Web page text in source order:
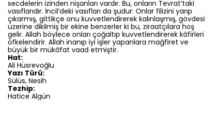
secdelerin izinden nişanları vardır. Bu, onların Tevrat’taki
vasıflarıdır. İncil’deki vasıfları da şudur: Onlar filizini yarıp
çıkarmış, gittikçe onu kuvvetlendirerek kalınlaşmış, gövdesi
üzerine dikilmiş bir ekine benzerler ki bu, ziraatçılara hoş
gelir. Allah böylece onları çoğaltıp kuvvetlendirerek kâfirleri
öfkelendirir. Allah inanıp iyi işler yapanlara mağfiret ve
büyük bir mükâfat vaad etmiştir.
Hat:
Ali Hüsrevoğlu
Yazı Türü:
Sülüs, Nesih
Tezhip:
Hatice Algün